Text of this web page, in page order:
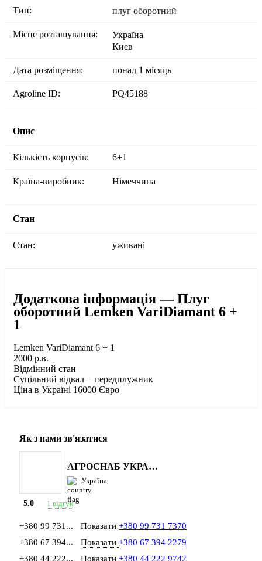
Тип: плуг оборотний
Місце розташування:
Україна
Киев
Дата розміщення: понад 1 місяць
Agroline ID: PQ45188
Опис
Кількість корпусів: 6+1
Країна-виробник: Німеччина
Стан
Стан: уживані
Додаткова інформація — Плуг
оборотний Lemken VariDiamant 6 +
1
Lemken VariDiamant 6 + 1
2000 р.в.
Відмінний стан
Суцільний відвал + передплужник
Ціна в Україні 16000 Євро
Як з нами зв'язатися
АГРОСНАБ УКРАЇНА
Україна
5.0 1 відгук
+380 99 731... Показати +380 99 731 7370
+380 67 394...
Показати +380 67 394 2279
+380 44 222...
Показати +380 44 222 9742